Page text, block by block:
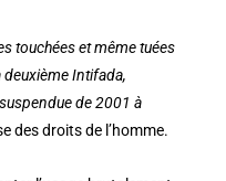
touchées et même tuées
deuxième Intifada,
de 2001 à
des droits de l’homme.